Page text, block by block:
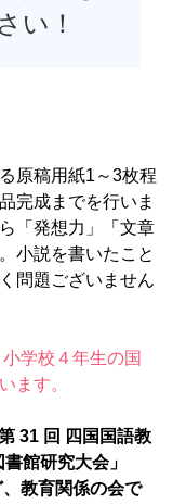
い！
原稿用紙1～3枚程
完成までを行いま
「発想力」「文章
小説を書いたこと
問題ございません
学校４年生の国
ます。
31 回 四国国語教
館研究大会」
、教育関係の会で